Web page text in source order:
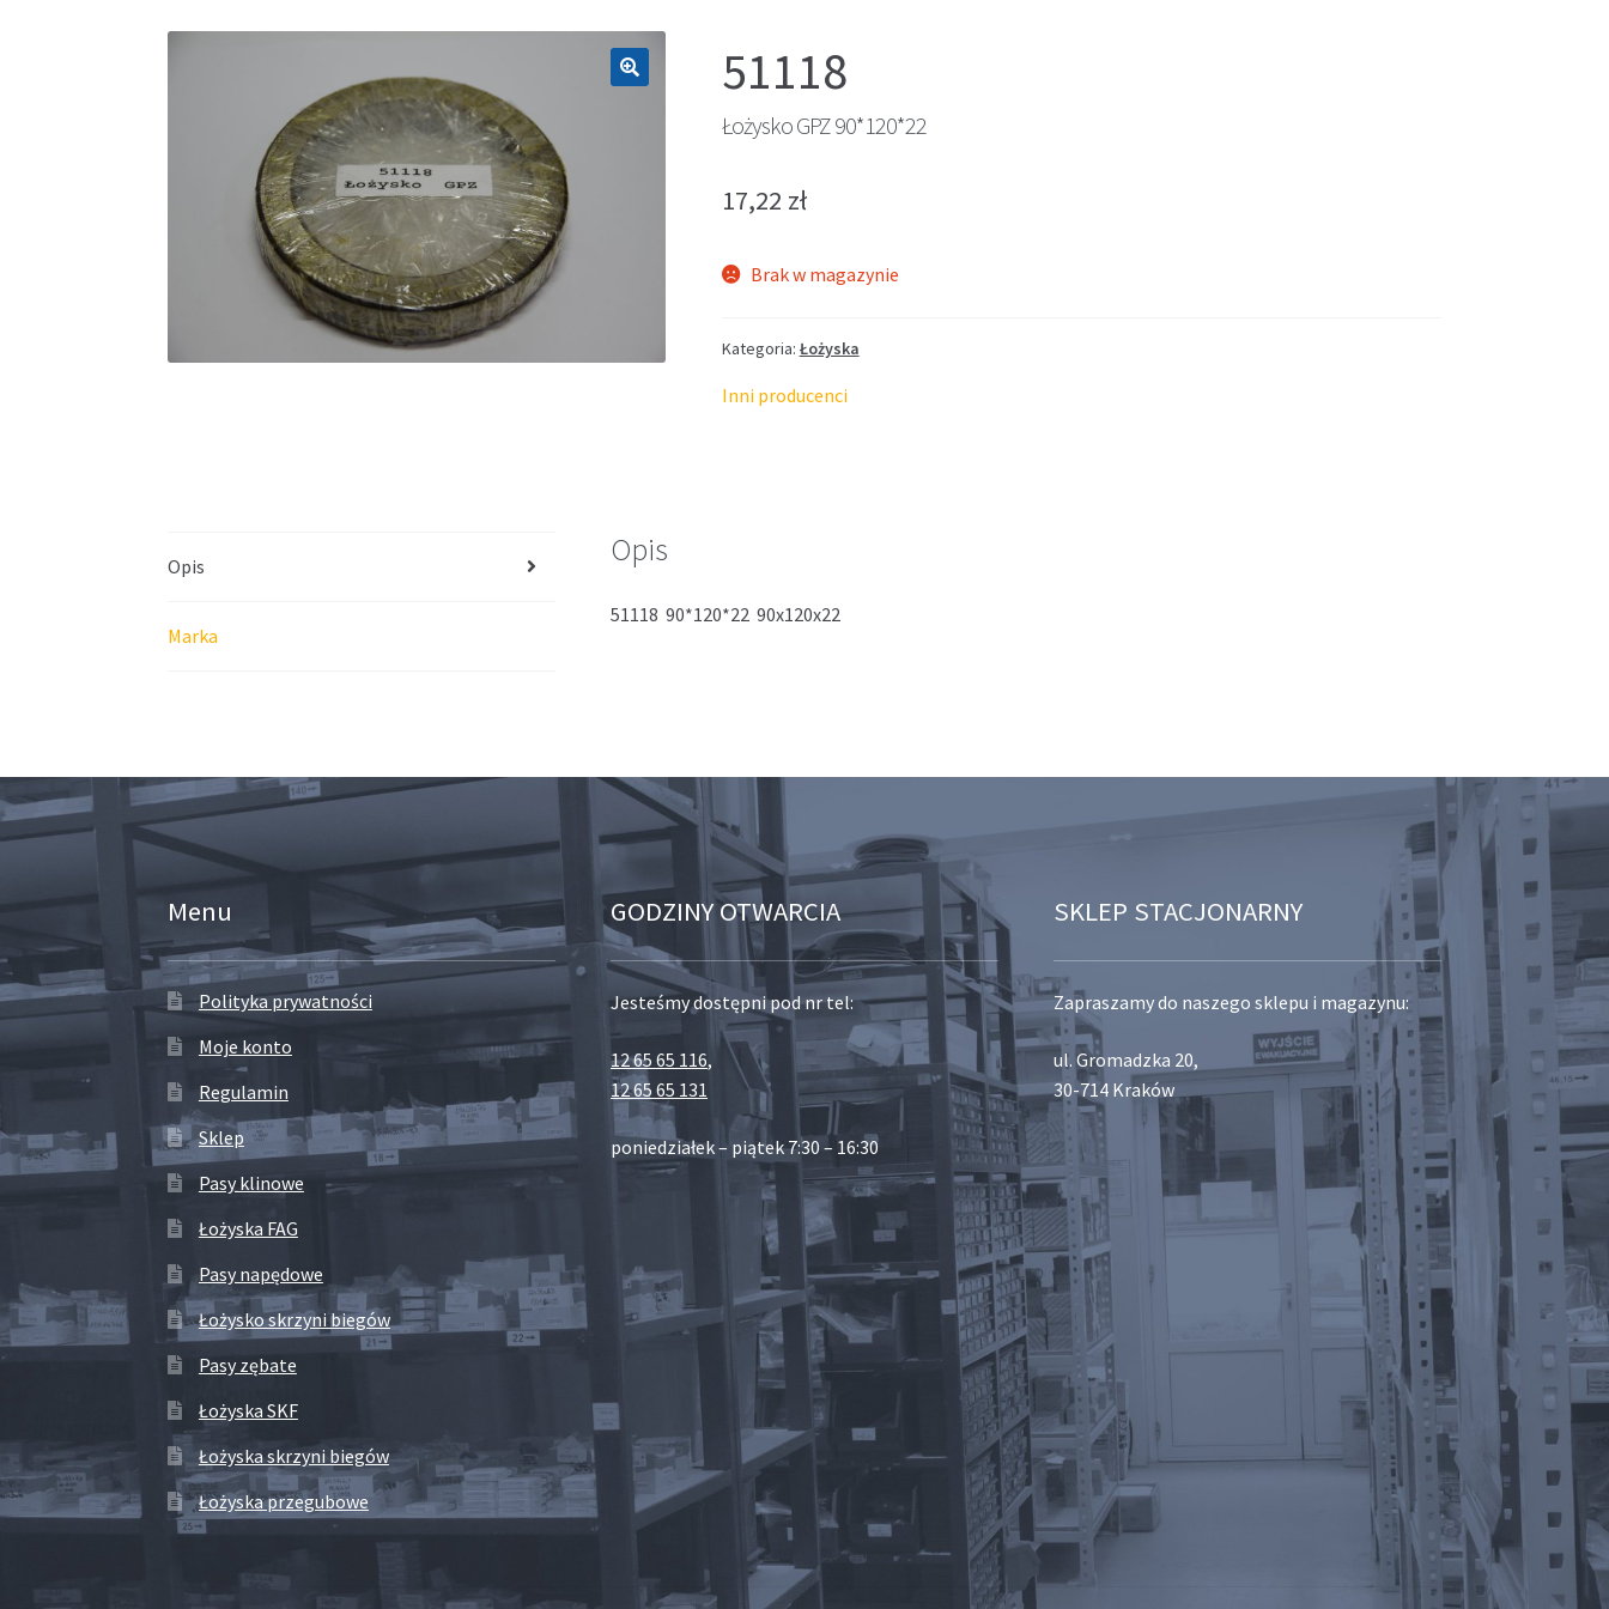
51118
Łożysko GPZ 90*120*22
17,22 zł
Brak w magazynie
Kategoria: Łożyska
Inni producenci
Opis
Marka
Opis
51118 90*120*22 90x120x22
Menu
Polityka prywatności
Moje konto
Regulamin
Sklep
Pasy klinowe
Łożyska FAG
Pasy napędowe
Łożysko skrzyni biegów
Pasy zębate
Łożyska SKF
Łożyska skrzyni biegów
Łożyska przegubowe
GODZINY OTWARCIA
Jesteśmy dostępni pod nr tel:
12 65 65 116,
12 65 65 131
poniedziałek – piątek 7:30 – 16:30
SKLEP STACJONARNY
Zapraszamy do naszego sklepu i magazynu:
ul. Gromadzka 20,
30-714 Kraków